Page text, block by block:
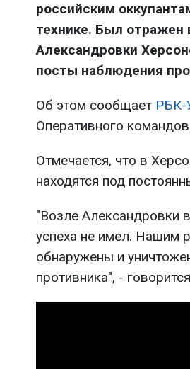
российским
технике. Был
Александровки
посты наблюдения
Об этом сообщает РБК-
Оперативного
Отмечается, что в
находятся под
"Возле Александровки
успеха не имел. Нашим
обнаружены и
противника", -